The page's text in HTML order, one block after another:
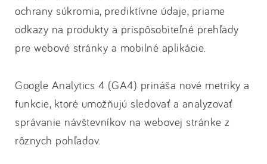
ochrany súkromia, prediktívne údaje, priame
odkazy na produkty a prispôsobiteľné prehľady
pre webové stránky a mobilné aplikácie.
Google Analytics 4 (GA4) prináša nové metriky a
funkcie, ktoré umožňujú sledovať a analyzovať
správanie návštevníkov na webovej stránke z
rôznych pohľadov.